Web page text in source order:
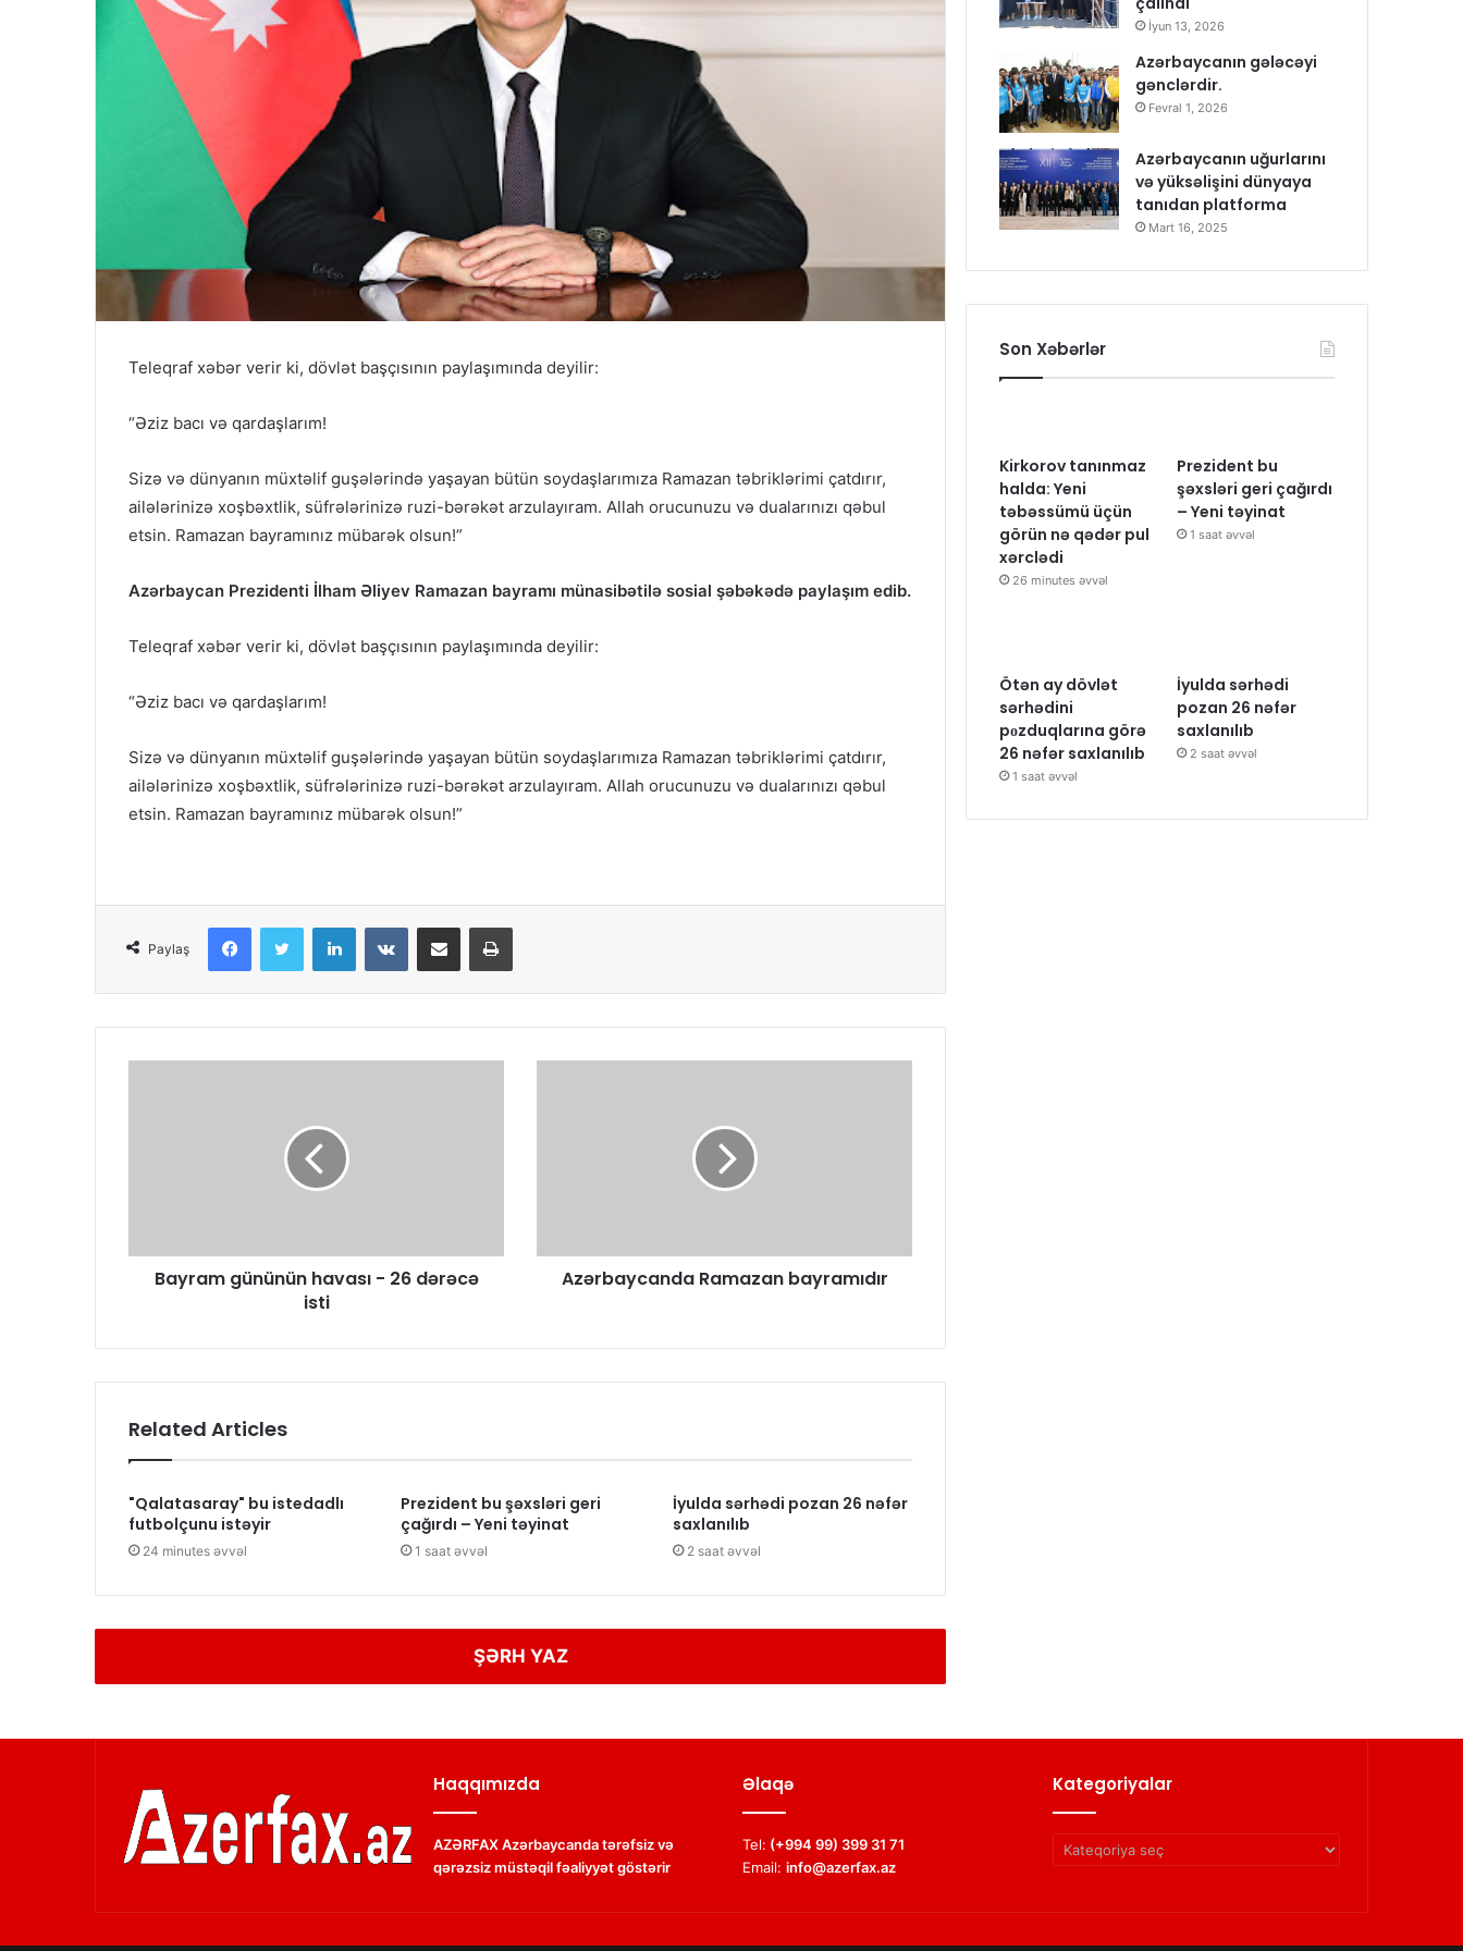
Teleqraf xəbər verir ki, dövlət başçısının paylaşımında deyilir:
“Əziz bacı və qardaşlarım!
Sizə və dünyanın müxtəlif guşələrində yaşayan bütün soydaşlarımıza Ramazan təbriklərimi çatdırır,
ailələrinizə xoşbəxtlik, süfrələrinizə ruzi-bərəkət arzulayıram. Allah orucunuzu və dualarınızı qəbul
etsin. Ramazan bayramınız mübarək olsun!”
Azərbaycan Prezidenti İlham Əliyev Ramazan bayramı münasibətilə sosial şəbəkədə paylaşım edib.
Teleqraf xəbər verir ki, dövlət başçısının paylaşımında deyilir:
“Əziz bacı və qardaşlarım!
Sizə və dünyanın müxtəlif guşələrində yaşayan bütün soydaşlarımıza Ramazan təbriklərimi çatdırır,
ailələrinizə xoşbəxtlik, süfrələrinizə ruzi-bərəkət arzulayıram. Allah orucunuzu və dualarınızı qəbul
etsin. Ramazan bayramınız mübarək olsun!”
Paylaş
FacebookTwitter LinkedInVKontakteShare via Email Print
Bayram gününün havası - 26 dərəcə
isti
Azərbaycanda Ramazan bayramıdır
Related Articles
"Qalatasaray" bu istedadlı
futbolçunu istəyir
24 minutes əvvəl
Prezident bu şəxsləri geri
çağırdı – Yeni təyinat
1 saat əvvəl
İyulda sərhədi pozan 26 nəfər
saxlanılıb
2 saat əvvəl
ŞƏRH YAZ
İyun 13, 2026
Azərbaycanın gələcəyi
gənclərdir.
Fevral 1, 2026
Azərbaycanın uğurlarını
və yüksəlişini dünyaya
tanıdan platforma
Mart 16, 2025
Son Xəbərlər
Kirkorov tanınmaz
halda: Yeni
təbəssümü üçün
görün nə qədər pul
xərclədi
26 minutes əvvəl
Prezident bu
şəxsləri geri çağırdı
– Yeni təyinat
1 saat əvvəl
Ötən ay dövlət
sərhədini
pоzduqlarına görə
26 nəfər saxlanılıb
1 saat əvvəl
İyulda sərhədi
pozan 26 nəfər
saxlanılıb
2 saat əvvəl
Haqqımızda
AZƏRFAX Azərbaycanda tərəfsiz və
qərəzsiz müstəqil fəaliyyət göstərir
Əlaqə
Tel: (+994 99) 399 31 71
Email: info@azerfax.az
Kategoriyalar
Kategoriyalar